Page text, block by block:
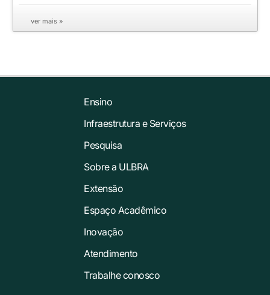
ver mais »
Ensino
Infraestrutura e Serviços
Pesquisa
Sobre a ULBRA
Extensão
Espaço Acadêmico
Inovação
Atendimento
Trabalhe conosco